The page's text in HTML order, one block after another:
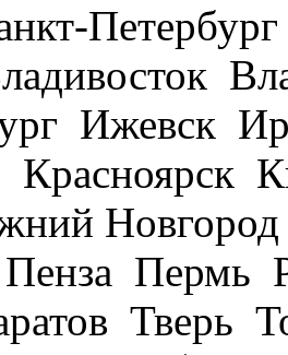
Ижевск
Красноярск
Пермь
Тверь